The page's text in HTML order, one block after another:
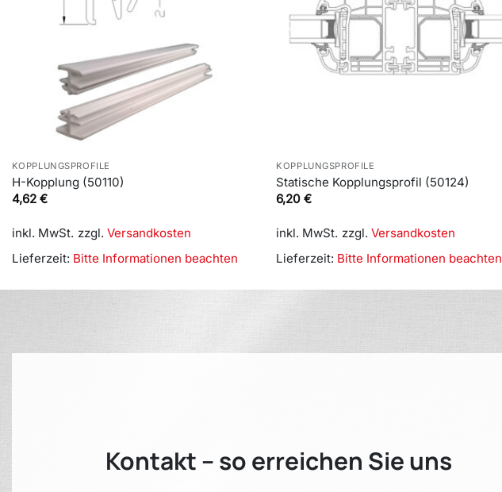
KOPPLUNGSPROFILE
H-Kopplung (50110)
4,62 €
inkl. MwSt. zzgl. Versandkosten
Lieferzeit: Bitte Informationen beachten
KOPPLUNGSPROFILE
Statische Kopplungsprofil (50124)
6,20€
inkl. MwSt. zzgl.Versandkosten
Lieferzeit: Bitte Informationen beachten
Kontakt – so erreichen Sie uns